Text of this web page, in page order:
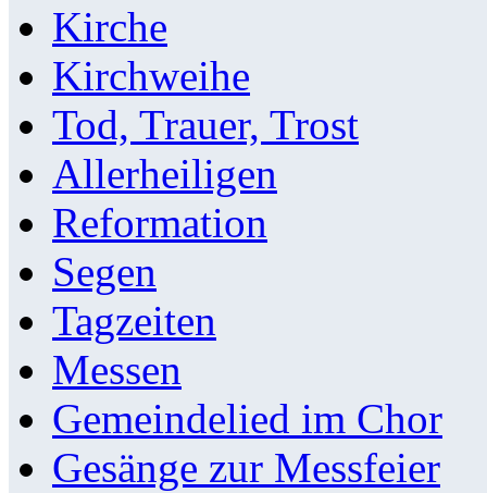
Kirche
Kirchweihe
Tod, Trauer, Trost
Allerheiligen
Reformation
Segen
Tagzeiten
Messen
Gemeindelied im Chor
Gesänge zur Messfeier